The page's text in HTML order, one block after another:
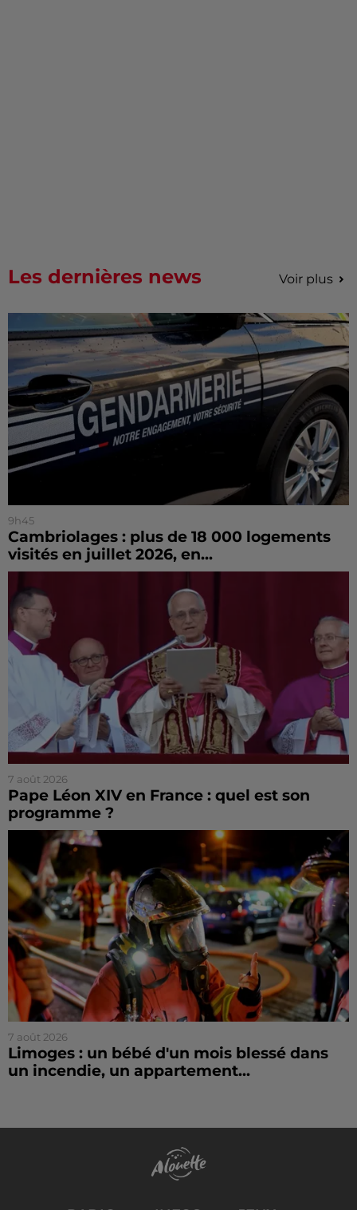
Les dernières news Voir plus
9h45
Cambriolages : plus de 18 000 logements
visités en juillet 2026, en...
7 août 2026
Pape Léon XIV en France : quel est son
programme ?
7 août 2026
Limoges : un bébé d'un mois blessé dans
un incendie, un appartement...